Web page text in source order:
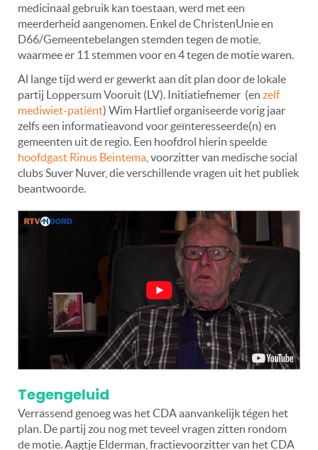
medicinaal gebruik kan toestaan, werd met een
meerderheid aangenomen. Enkel de ChristenUnie en
D66/Gemeentebelangen stemden tegen de motie,
waarmee er 11 stemmen voor en 4 tegen de motie waren.
Al lange tijd werd er gewerkt aan dit plan door de lokale
partij Loppersum Vooruit (LV). Initiatiefnemer (en zelf
mediwiet-patiënt) Wim Hartlief organiseerde vorig jaar
zelfs een informatieavond voor geïnteresseerde(n) en
gemeenten uit de regio. Een hoofdrol hierin speelde
hoofdgast Rinus Beintema , voorzitter van medische social
clubs Suver Nuver, die verschillende vragen uit het publiek
beantwoorde.
Tegengeluid
Verrassend genoeg was het CDA aanvankelijk tégen het
plan. De partij zou nog met teveel vragen zitten rondom
de motie. Aagtje Elderman, fractievoorzitter van het CDA